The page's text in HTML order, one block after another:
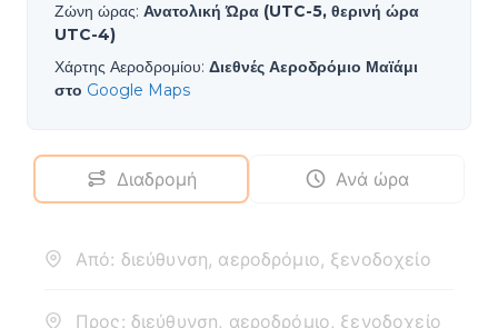
Ζώνη ώρας: Ανατολική Ώρα (UTC-5, θερινή ώρα
UTC-4)
Χάρτης Αεροδρομίου: Διεθνές Αεροδρόμιο Μαϊάμι
στο Google Maps